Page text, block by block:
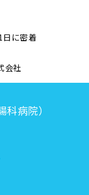
日に密着
会社
病院）